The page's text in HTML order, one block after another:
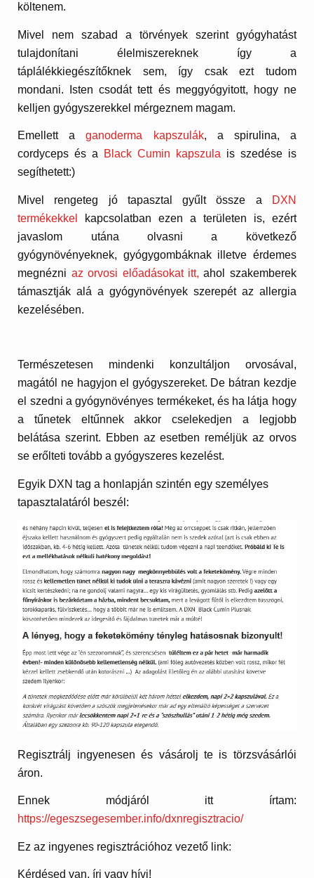
költenem.
Mivel nem szabad a törvények szerint gyógyhatást
tulajdonítani élelmiszereknek így a
táplálékkiegészítőknek sem, így csak ezt tudom
mondani. Isten csodát tett és meggyógyitott, hogy ne
kelljen gyógyszerekkel mérgeznem magam.
Emellett aganoderma kapszulák, a spirulina, a
cordyceps és a
Black Cumin kapszula is szedése is
segíthetett:)
Mivel rengeteg jó tapasztal gyűlt össze a
DXN
termékekkel
kapcsolatban ezen a területen is, ezért
javaslom utána olvasni a következő
gyógynövényeknek, gyógygombáknak illetve érdemes
megnézni az orvosi előadásokat itt, ahol szakemberek
támasztják alá a gyógynövények szerepét az allergia
kezelésében.
Természetesen mindenki konzultáljon orvosával,
magától ne hagyjon el gyógyszereket. De bátran kezdje
el szedni a gyógynövényes termékeket, és ha látja hogy
a tűnetek eltűnnek akkor cselekedjen a legjobb
belátása szerint. Ebben az esetben reméljük az orvos
se erőlteti tovább a gyógyszeres kezelést.
Egyik DXN tag a honlapján szintén egy személyes
tapasztalatáról beszél:
Regisztrálj ingyenesen és vásárolj te is törzsvásárlói
áron.
Ennek módjáról itt írtam:
https://egeszsegesember.info/dxnregisztracio/
Ez az ingyenes regisztrációhoz vezető link:
Kérdésed van, írj vagy hívj!